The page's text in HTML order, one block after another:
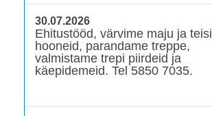
30.07.2026
Ehitustööd, värvime maju ja teisi
hooneid, parandame treppe,
valmistame trepi piirdeid ja
käepidemeid. Tel 5850 7035.